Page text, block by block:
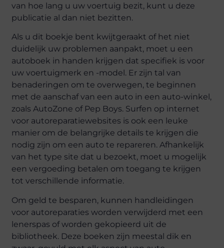
van hoe lang u uw voertuig bezit, kunt u deze
publicatie al dan niet bezitten.
Als u dit boekje bent kwijtgeraakt of het niet
duidelijk uw problemen aanpakt, moet u een
autoboek in handen krijgen dat specifiek is voor
uw voertuigmerk en -model. Er zijn tal van
benaderingen om te overwegen, te beginnen
met de aanschaf van een auto in een auto-winkel,
zoals AutoZone of Pep Boys. Surfen op internet
voor autoreparatiewebsites is ook een leuke
manier om de belangrijke details te krijgen die
nodig zijn om een ​​auto te repareren. Afhankelijk
van het type site dat u bezoekt, moet u mogelijk
een vergoeding betalen om toegang te krijgen
tot verschillende informatie.
Om geld te besparen, kunnen handleidingen
voor autoreparaties worden verwijderd met een
lenerspas of worden gekopieerd uit de
bibliotheek. Deze boeken zijn meestal dik en